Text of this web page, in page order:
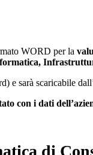
WORD per la
sarà scaricabile
con i dati
di